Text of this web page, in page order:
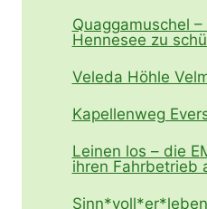
Quaggamuschel
Hennesee zu
Veleda Höhle
Kapellenweg
Leinen los – die
ihren Fahrbetrieb